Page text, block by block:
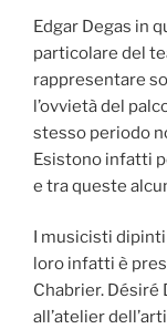
Edgar Degas in
particolare del
rappresentare
l’ovvietà del
stesso periodo
Esistono infatti
e tra queste
I musicisti
loro infatti è
Chabrier. Désiré
all’atelier